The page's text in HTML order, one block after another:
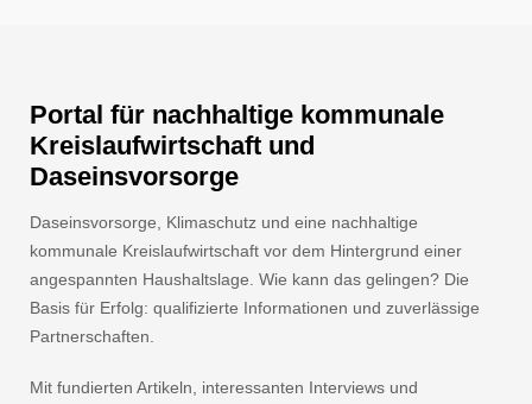
Portal für nachhaltige kommunale
Kreislaufwirtschaft und
Daseinsvorsorge
Daseinsvorsorge, Klimaschutz und eine nachhaltige
kommunale Kreislaufwirtschaft vor dem Hintergrund einer
angespannten Haushaltslage. Wie kann das gelingen? Die
Basis für Erfolg: qualifizierte Informationen und zuverlässige
Partnerschaften.
Mit fundierten Artikeln, interessanten Interviews und